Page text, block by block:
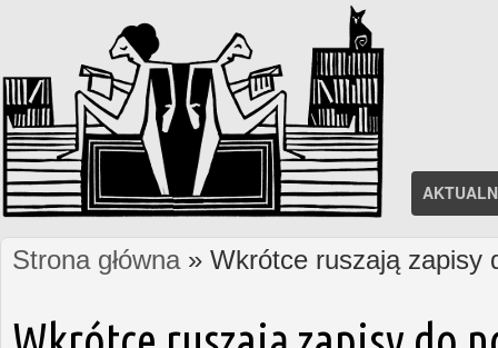
Jesteś tutaj
Strona główna» Wkrótce ruszają zapisy